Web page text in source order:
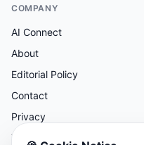
COMPANY
AI Connect
About
Editorial Policy
Contact
Privacy
Terms